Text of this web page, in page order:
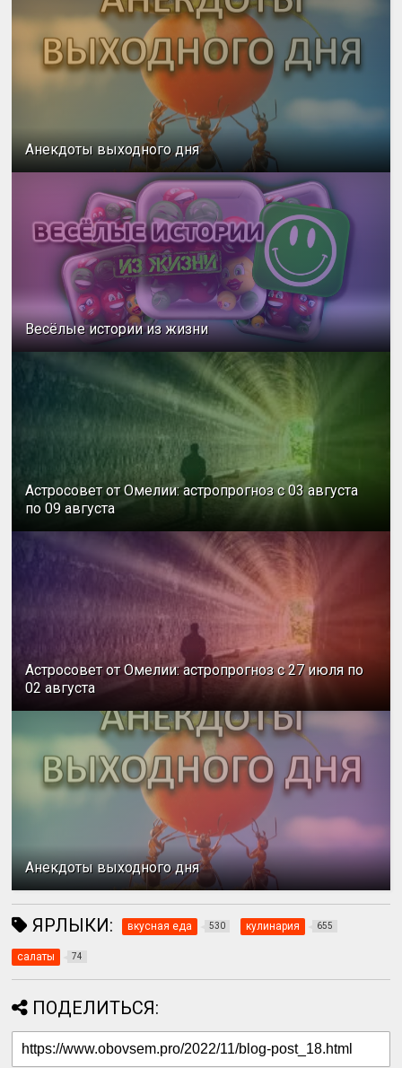
Анекдоты выходного дня
Весёлые истории из жизни
Астросовет от Омелии: астропрогноз с 03 августа
по 09 августа
Астросовет от Омелии: астропрогноз с 27 июля по
02 августа
Анекдоты выходного дня
ЯРЛЫКИ: вкусная еда 530 кулинария 655
салаты 74
ПОДЕЛИТЬСЯ: